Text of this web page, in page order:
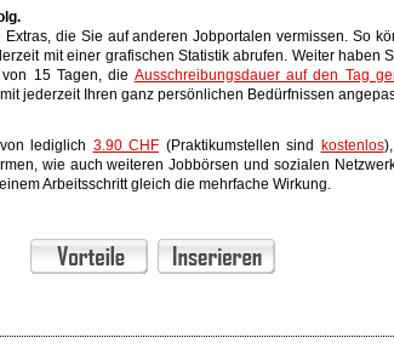
die Sie auf anderen Jobportalen vermissen. So
mit einer grafischen Statistik abrufen. Weiter haben
15 Tagen, die Ausschreibungsdauer auf den Tag
jederzeit Ihren ganz persönlichen Bedürfnissen
lediglich 3.90 CHF (Praktikumstellen sind kostenlos
wie auch weiteren Jobbörsen und sozialen
Arbeitsschritt gleich die mehrfache Wirkung.